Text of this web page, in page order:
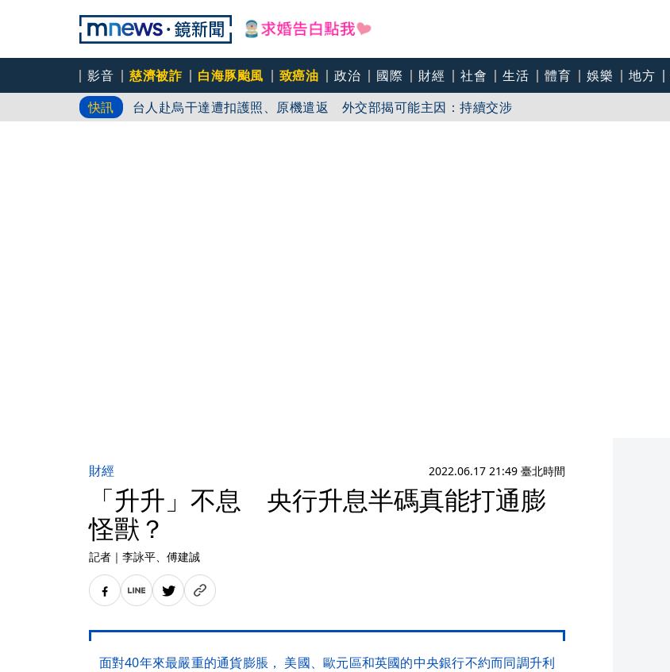
影音 慈濟被詐 白海豚颱風 致癌油 政治 國際 財經 社會 生活 體育 娛樂 地方
快訊
台人赴烏干達遭扣護照、原機遣返 外交部揭可能主因：持續交涉
白海豚颱風來襲 台北市水門今18時執行拖吊
財經 2022.06.17 21:49 臺北時間
「升升」不息 央行升息半碼真能打通膨
怪獸？
記者 ｜ 李詠平、傅建誠
面對40年來最嚴重的通貨膨脹， 美國、歐元區和英國的中央銀行不約而同調升利